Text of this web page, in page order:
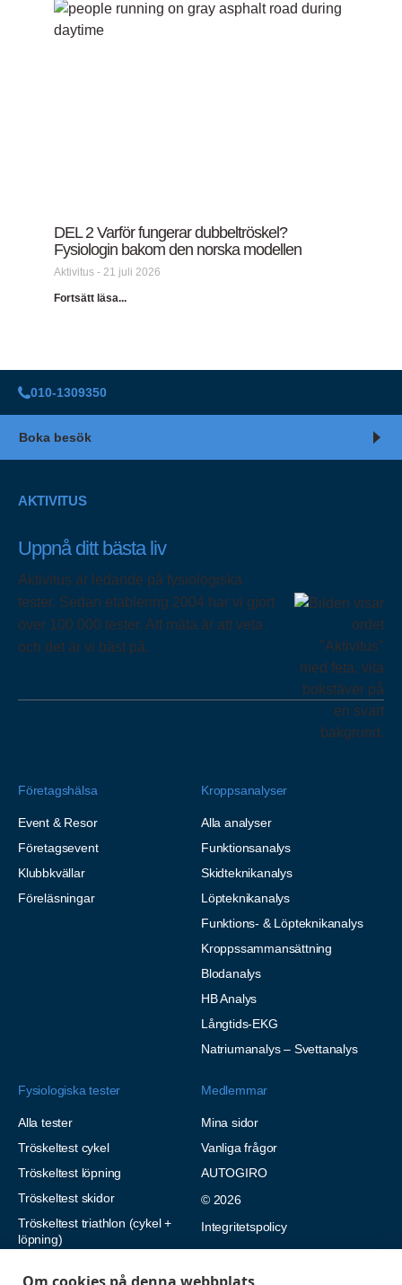
DEL 2 Varför fungerar dubbeltröskel?
Fysiologin bakom den norska modellen
Aktivitus 21 juli 2026
Fortsätt läsa...
010-1309350
Boka besök
AKTIVITUS
Uppnå ditt bästa liv
Aktivitus är ledande på fysiologiska
tester. Sedan etablering 2004 har vi gjort
över 100 000 tester. Att mäta är att veta
och det är vi bäst på.
Företagshälsa
Event & Resor
Företagsevent
Klubbkvällar
Föreläsningar
Kroppsanalyser
Alla analyser
Funktionsanalys
Skidteknikanalys
Löpteknikanalys
Funktions- & Löpteknikanalys
Kroppssammansättning
Blodanalys
HB Analys
Långtids-EKG
Natriumanalys – Svettanalys
Fysiologiska tester
Alla tester
Tröskeltest cykel
Tröskeltest löpning
Tröskeltest skidor
Tröskeltest triathlon (cykel +
löpning)
Medlemmar
Mina sidor
Vanliga frågor
AUTOGIRO
© 2026
Integritetspolicy